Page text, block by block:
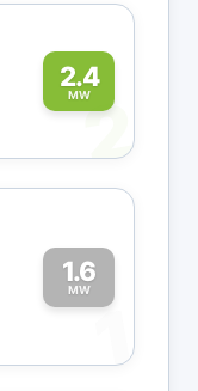
2.4
MW2
1.6
MW
1